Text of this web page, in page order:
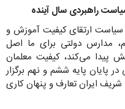
راهبردی سال آینده
ارتقای کیفیت آموزش و
مدارس دولتی برای ما اصل
پیدا می‌کند، کیفیت معلمان
پایان پایه ششم و نهم برگزار
ایران تعارف و پنهان کاری